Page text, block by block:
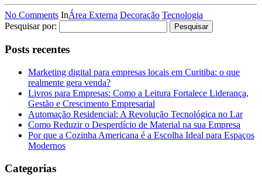
No Comments InÁrea Externa Decoração Tecnologia
Pesquisar por:
Posts recentes
Marketing digital para empresas locais em Curitiba: o que
realmente gera venda?
Livros para Empresas: Como a Leitura Fortalece Liderança,
Gestão e Crescimento Empresarial
Automação Residencial: A Revolução Tecnológica no Lar
Como Reduzir o Desperdício de Material na sua Empresa
Por que a Cozinha Americana é a Escolha Ideal para Espaços
Modernos
Categorias